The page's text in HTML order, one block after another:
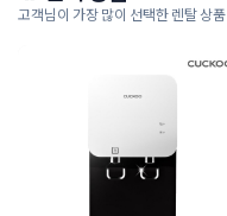
고객님이 가장 많이 선택한 렌탈 상품